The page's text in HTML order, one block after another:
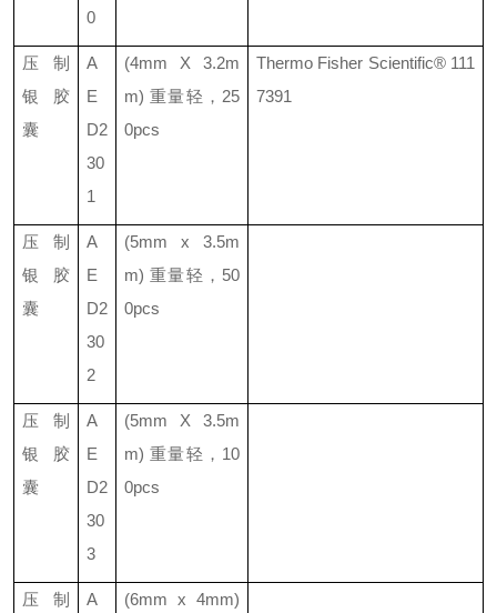
0
压制
银胶
囊
A
E
D2
30
1
(4mm X 3.2m
m)重量轻 ， 25
0pcs
Thermo Fisher Scientific®111
7391
压制
银胶
囊
A
E
D2
30
2
(5mm x 3.5m
m)重量轻 ， 50
0pcs
压制
银胶
囊
A
E
D2
30
3
(5mm X 3.5m
m)重量轻 ， 10
0pcs
压制
A
(6mm x 4mm)